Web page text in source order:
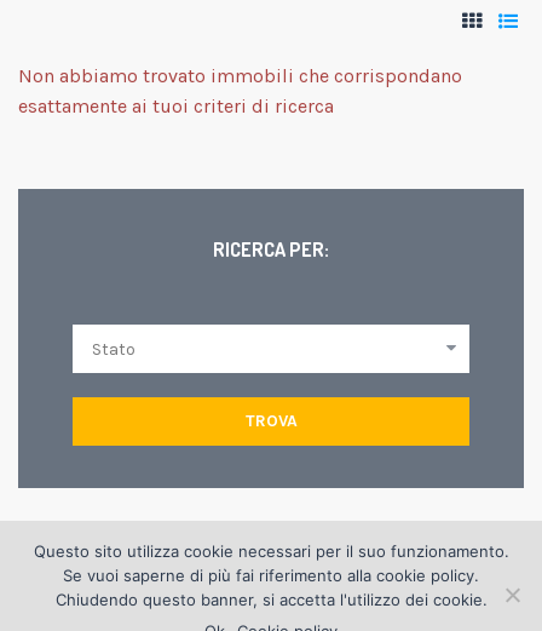
Non abbiamo trovato immobili che corrispondano
esattamente ai tuoi criteri di ricerca
RICERCA PER:
TROVA
© Copyright 2012 Edilgrisendi s.p.a. | via D. Dal Verme, 8 42124
Reggio Emilia | tel. +(39) 0522 516999 - fax 0522 920386 |
info@edilgrisendi.it
Questo sito utilizza cookie necessari per il suo funzionamento.
Se vuoi saperne di più fai riferimento alla cookie policy.
Chiudendo questo banner, si accetta l'utilizzo dei cookie.